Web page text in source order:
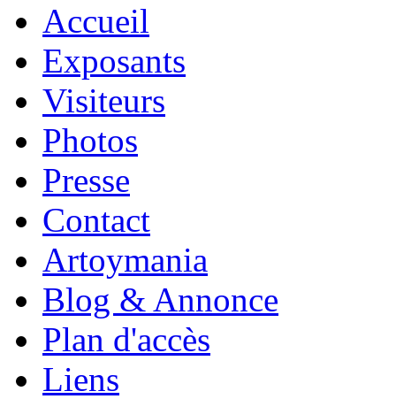
Accueil
Exposants
Visiteurs
Photos
Presse
Contact
Artoymania
Blog & Annonce
Plan d'accès
Liens